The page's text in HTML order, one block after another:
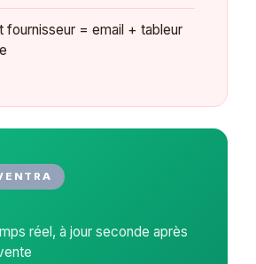
fournisseur = email + tableur
réel, à jour seconde après